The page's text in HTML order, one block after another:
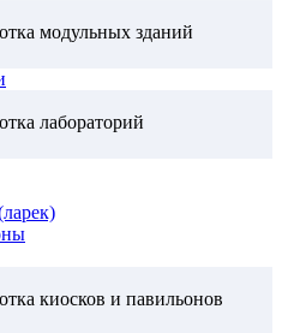
модульных зданий
лабораторий
киосков и павильонов